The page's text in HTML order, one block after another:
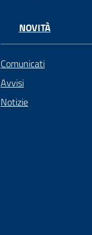
NOVITÀ
Comunicati
Avvisi
Notizie